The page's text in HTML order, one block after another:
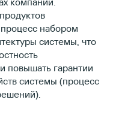
набором
системы, что
повышать гарантии
системы (процесс